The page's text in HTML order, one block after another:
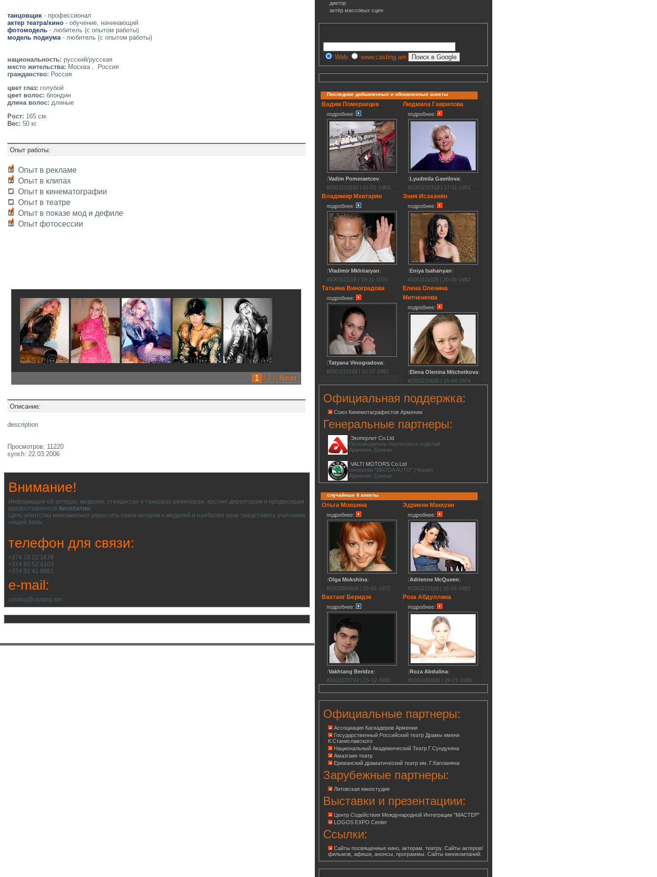
танцовщик - профессионал
актер театра/кино - обучение, начинающий
фотомодель - любитель (с опытом работы)
модель подиума - любитель (с опытом работы)
национальность: русский/русская
место жительства: Москва , Россия
гражданство: Россия
цвет глаз: голубой
цвет волос: блондин
длина волос: длиные
Рост: 165 см.
Вес: 50 кг.
Опыт работы:
Опыт в рекламе
Опыт в клипах
Опыт в кинематографии
Опыт в театре
Опыт в показе мод и дефиле
Опыт фотосессии
1 2 Next
Описание:
description
Просмотров: 11220
synch: 22.03.2006
Внимание!
Информация об актерах, моделях, стендистах и танцорах режисерам, кастинг директорам и продюсерам
предоставляется бесплатно!
Цель агентства максимально упростить поиск актеров и моделей и наиболее ярче представить учатников
нашей базы.
телефон для связи:
+374 10 22 1676
+374 93 52 4103
+374 91 41 8981
e-mail:
casting@casting.am
диктор
актёр массовых сцен
Web www.casting.am
Последние добавленные и обновленные анкеты
Вадим Помераецев
подробнее:
(Vadim Pomeraetcev)
#2001120330 | 01-01-1963
Людмила Гаврилова
подробнее:
(Lyudmila Gavrilova)
#1001120319 | 17-11-1951
Владимир Мхитарян
подробнее:
(Vladimir Mkhitaryan)
#1001111118 | 10-11-1970
Эния Исаханян
подробнее:
(Eniya Isahanyan)
#1001111028 | 20-05-1982
Татьяна Виноградова
подробнее:
(Tatyana Vinogradova)
#2001111019 | 10-07-1991
Елена Оленина
Митченкова
подробнее:
(Elena Olenina Mitchetkova)
#2001110620 | 26-04-1974
Официальная поддержка:
Союз Кинемотаграфистов Армении
Генеральные партнеры:
Экоперлит Co.Ltd
Производитель перлитовых изделий
Армения, Ереван
VALTI MOTORS Co.Ltd
импортер "SKODA AUTO" (Чехия)
Армения, Ереван
случайные 4 анкеты
Ольга Мокшина
подробнее:
(Olga Mokshina)
#2003080609 | 01-01-1972
Эдриенн Маккуин
подробнее:
(Adrienne McQueen)
#2001110118 | 16-06-1982
Вахтанг Беридзе
подробнее:
(Vakhtang Beridze)
#2002070724 | 25-12-1980
Роза Абдуллина
подробнее:
(Roza Abdulina)
#2001080909 | 29-07-1986
Официальные партнеры:
Ассоциация Каскадеров Армении
Государственный Российский театр Драмы имени
К.Станиславского
Национальный Академический Театр Г.Сундукяна
Амазгаин театр
Ереванский драматический театр им. Г.Капланяна
Зарубежные партнеры:
Литовская киностудия
Выставки и презентациии:
Центр Содействия Международной Интеграции "МАСТЕР"
LOGOS EXPO Center
Ссылки:
Сайты посвященные кино, актерам, театру. Сайты актеров/
фильмов, афиши, анонсы, программы. Сайты кинокомпаний.